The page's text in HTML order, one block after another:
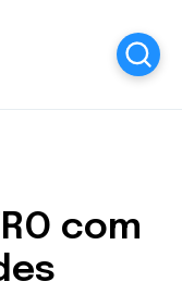
com